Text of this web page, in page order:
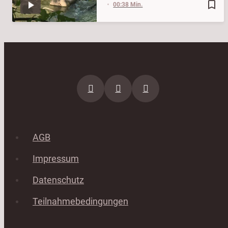
bookmark_border
00:38 Min.
AGB
Impressum
Datenschutz
Teilnahmebedingungen